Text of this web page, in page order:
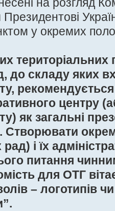
у окремих
до складу яких
центру
як загальні
Створювати
і їх
питання
для ОТГ
– логотипів